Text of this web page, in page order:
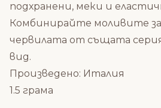
подхранени, меки и
Комбинирайте моливите
червилата от същата
вид.
Произведено: Италия
1.5 грама